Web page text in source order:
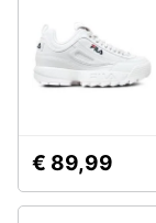
Animali
Vedi
Accessori
elettronica
€ 89,99